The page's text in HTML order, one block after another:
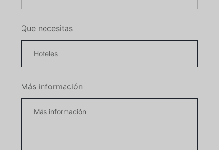
Que necesitas
Más información